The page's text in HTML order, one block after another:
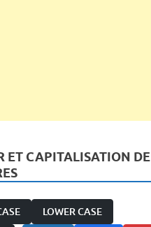
ET CAPITALISATION DE
LOWER CASE